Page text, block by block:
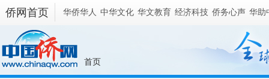
侨网首页 华侨华人 中华文化 华文教育 经济科技 侨务心声 华助
首页